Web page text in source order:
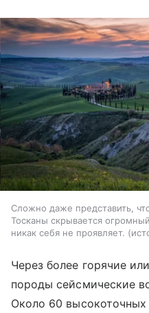
Сложно даже представить,
Тосканы скрывается
никак себя не проявляет.
Через более горячие
породы сейсмические
Около 60 высокоточных